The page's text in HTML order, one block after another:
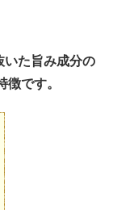
いた旨み成分の
です。